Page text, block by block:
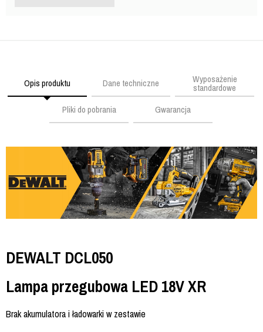
Opis produktu Dane techniczne Wyposażenie
standardowe
Pliki do pobrania
Gwarancja
DEWALT DCL050
Lampa przegubowa LED 18V XR
Brak akumulatora i ładowarki w zestawie